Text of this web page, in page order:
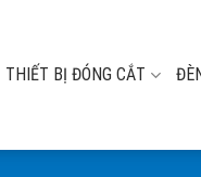
THIẾT BỊ ĐÓNG CẮT